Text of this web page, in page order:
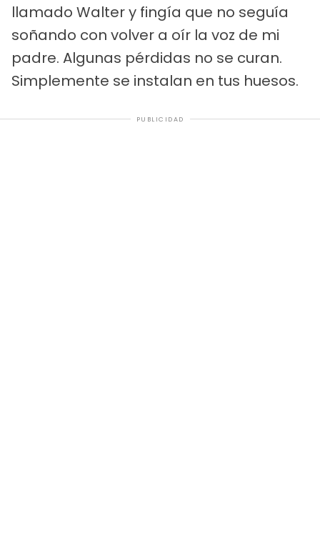
llamado Walter y fingía que no seguía
soñando con volver a oír la voz de mi
padre. Algunas pérdidas no se curan.
Simplemente se instalan en tus huesos.
PUBLICIDAD